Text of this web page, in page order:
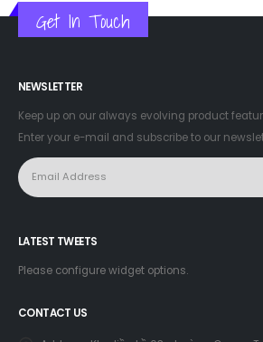
Get In Touch
NEWSLETTER
Keep up on our always evolving product
Enter your e-mail and subscribe to our
LATEST TWEETS
Please configure widget options.
CONTACT US